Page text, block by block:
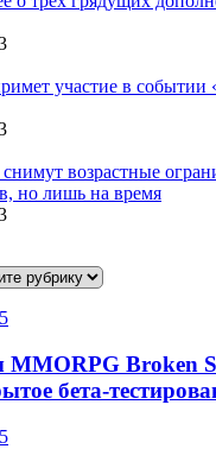
участие в
возрастные
но лишь на время
MMORPG Broken
бета-